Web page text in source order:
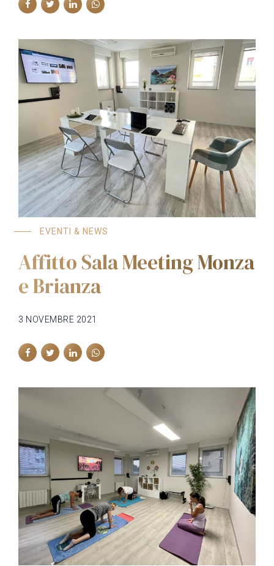
EVENTI & NEWS
Affitto Sala Meeting Monza
e Brianza
3 NOVEMBRE 2021